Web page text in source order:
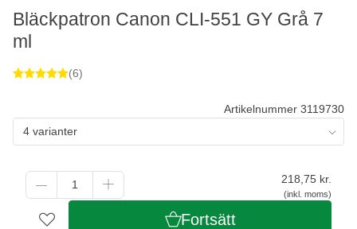
Artikelnummer 3119730
4 varianter
218,75 kr.
(inkl. moms)
Fortsätt
Bläckpatron Canon CLI-551 GY Grå 7
ml
(6)